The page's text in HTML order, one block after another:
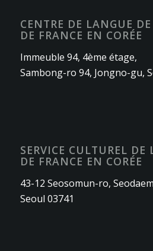
CENTRE DE LANGUE
DE FRANCE EN CORÉE
Immeuble 94, 4ème étage,
Sambong-ro 94, Jongno-gu,
SERVICE CULTUREL DE
DE FRANCE EN CORÉE
43-12 Seosomun-ro,
Seoul 03741